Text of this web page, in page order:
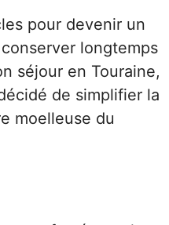
pour devenir un
longtemps
séjour en Touraine,
de simplifier la
moelleuse du